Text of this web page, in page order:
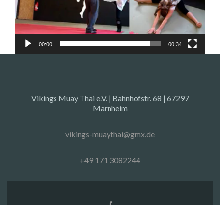
00:00 00:34
Vikings Muay Thai e.V. | Bahnhofstr. 68 | 67297
Marnheim
vikings-muaythai@gmx.de
+49 171 3082244